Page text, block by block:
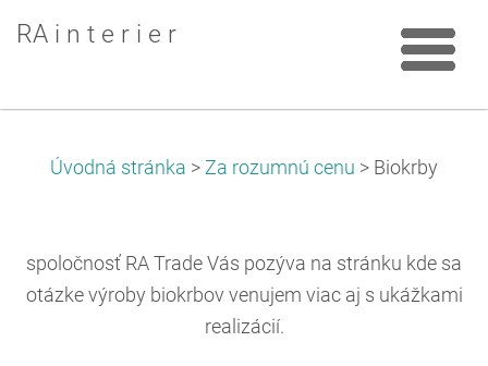
RA i n t e r i e r
Úvodná stránka > Za rozumnú cenu > Biokrby
spoločnosť RA Trade Vás pozýva na stránku kde sa
otázke výroby biokrbov venujem viac aj s ukážkami
realizácií.